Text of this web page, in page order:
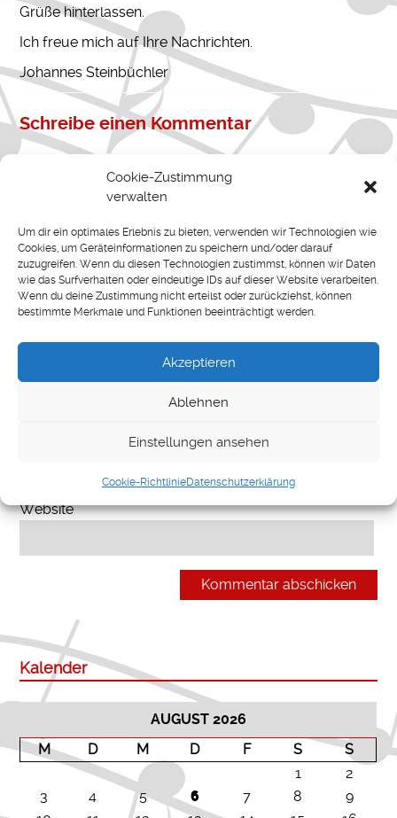
Cookie-Zustimmung
verwalten
Um dir ein optimales Erlebnis zu bieten, verwenden wir Technologien wie
Cookies, um Geräteinformationen zu speichern und/oder darauf
zuzugreifen. Wenn du diesen Technologien zustimmst, können wir Daten
wie das Surfverhalten oder eindeutige IDs auf dieser Website verarbeiten.
Wenn du deine Zustimmung nicht erteilst oder zurückziehst, können
bestimmte Merkmale und Funktionen beeinträchtigt werden.
Akzeptieren
Ablehnen
Einstellungen ansehen
Cookie-RichtlinieDatenschutzerklärung
Grüße hinterlassen.
Ich freue mich auf Ihre Nachrichten.
Johannes Steinbüchler
Schreibe einen Kommentar
Erforderliche Felder sind mit*markiert
Kommentar*
*
Website
Kalender
AUGUST 2026
M
D M D F S
S
1
2
3
4 5 6 7 8
9